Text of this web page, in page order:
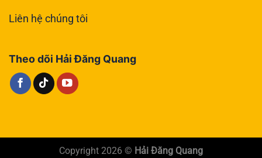
Liên hệ chúng tôi
Theo dõi Hải Đăng Quang
Copyright 2026 © Hải Đăng Quang